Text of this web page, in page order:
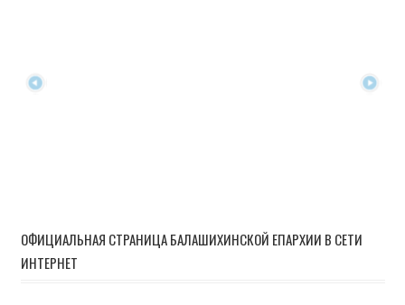
ОФИЦИАЛЬНАЯ СТРАНИЦА БАЛАШИХИНСКОЙ ЕПАРХИИ В СЕТИ
ИНТЕРНЕТ